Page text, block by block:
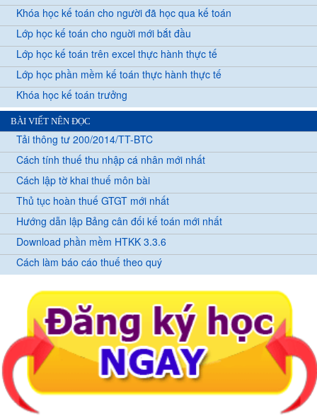
Khóa học kế toán cho người đã học qua kế toán
Lớp học kế toán cho nguời mới bắt đầu
Lớp học kế toán trên excel thực hành thực tế
Lớp học phần mềm kế toán thực hành thực tế
Khóa học kế toán trưởng
BÀI VIẾT NÊN ĐỌC
Tải thông tư 200/2014/TT-BTC
Cách tính thuế thu nhập cá nhân mới nhất
Cách lập tờ khai thuế môn bài
Thủ tục hoàn thuế GTGT mới nhất
Hướng dẫn lập Bảng cân đối kế toán mới nhất
Download phần mềm HTKK 3.3.6
Cách làm báo cáo thuế theo quý